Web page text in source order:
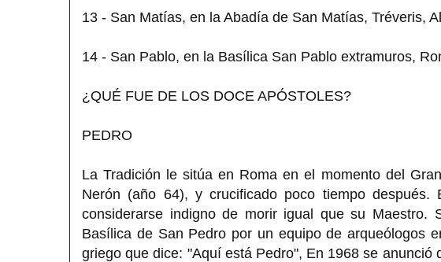
13 - San Matías, en la Abadía de San Matías, Tréveris,
14 - San Pablo, en la Basílica San Pablo extramuros,
¿QUÉ FUE DE LOS DOCE APÓSTOLES?
PEDRO
La Tradición le sitúa en Roma en el momento del
Nerón (año 64), y crucificado poco tiempo
considerarse indigno de morir igual que su Maestro.
Basílica de San Pedro por un equipo de arqueólogos
griego que dice: "Aquí está Pedro", En 1968 se